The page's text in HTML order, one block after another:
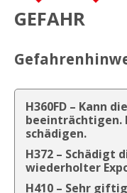
GEFAHR
H360FD – Kann
beeinträchtigen.
schädigen.
H372 – Schädigt
wiederholter
H410 – Sehr